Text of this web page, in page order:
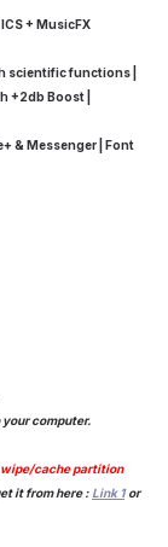
+ MusicFX
scientific functions |
+2db Boost |
& Messenger | Font
computer.
wipe/cache partition
it from here : Link 1 or